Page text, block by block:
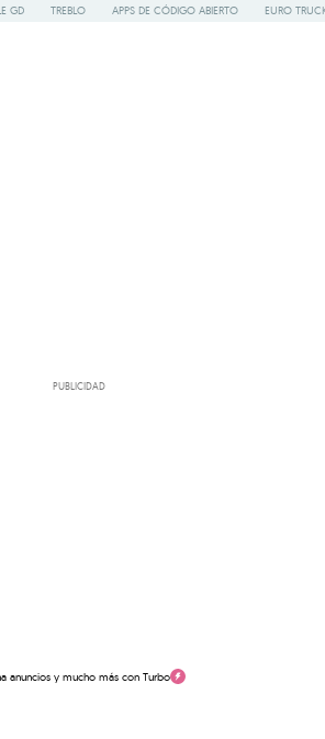
GD TREBLO APPS DE CÓDIGO ABIERTO EURO
PUBLICIDAD
anuncios y mucho más con Turbo